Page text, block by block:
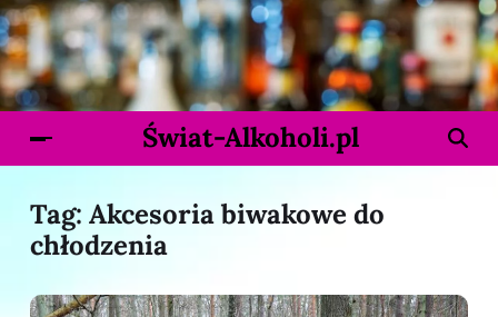
Świat-Alkoholi.pl
Tag: Akcesoria biwakowe do
chłodzenia